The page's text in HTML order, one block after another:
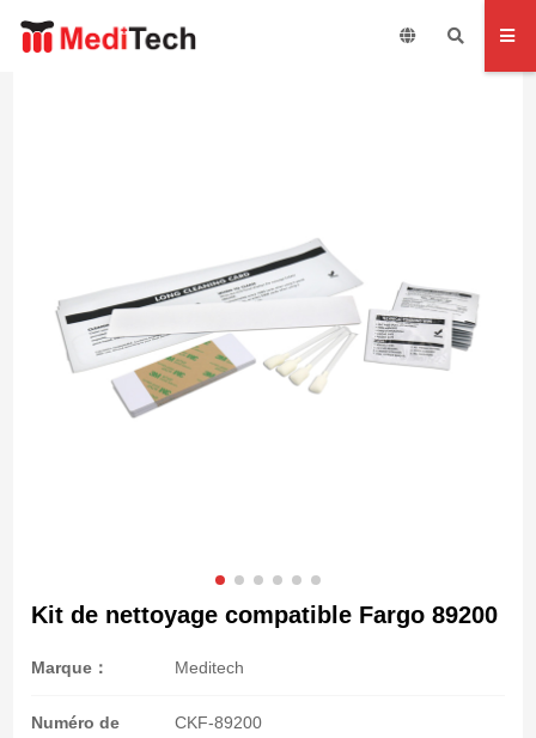
Kit de nettoyage compatible Fargo 89200
Marque： Meditech
Numéro de
CKF-89200